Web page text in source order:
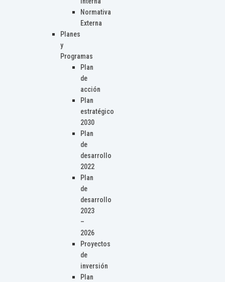
Normativa
Externa
Planes
y
Programas
Plan
de
acción
Plan
estratégico
2030
Plan
de
desarrollo
2022
Plan
de
desarrollo
2023
–
2026
Proyectos
de
inversión
Plan